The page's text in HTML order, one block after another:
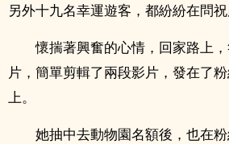
另外十九名幸運遊客，都紛紛在問祝
懷揣著興奮的心情，回家路上
片，簡單剪輯了兩段影片，發在了
上。
她抽中去動物園名額後，也在